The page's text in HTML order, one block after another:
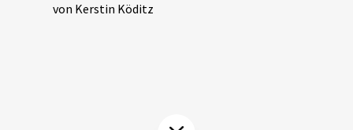
chronik.LE in der Presse
von Kerstin Köditz